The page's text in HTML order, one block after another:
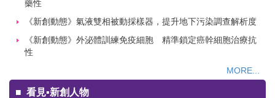
藥性
《新創動態》氣液雙相被動採樣器，提升地下污染調查解析度
《新創動態》外泌體訓練免疫細胞 精準鎖定癌幹細胞治療抗
性
MORE...
■ 看見▪新創人物